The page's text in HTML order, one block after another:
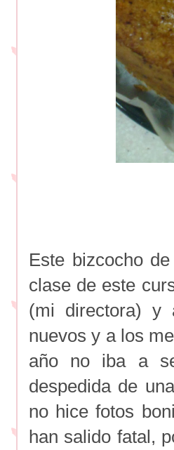
Este bizcocho
clase de este
(mi directora) y
nuevos y a los
año no iba a
despedida de
no hice fotos
han salido fatal,